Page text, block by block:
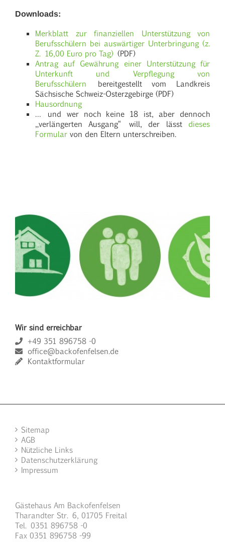
Downloads:
Merkblatt zur finanziellen Unterstützung von
Berufsschülern bei auswärtiger Unterbringung (z.
Z. 16,00 Euro pro Tag) (PDF)
Antrag auf Gewährung einer Unterstützung für
Unterkunft und Verpflegung von
Berufsschülern bereitgestellt vom Landkreis
Sächsische Schweiz-Osterzgebirge (PDF)
Hausordnung
… und wer noch keine 18 ist, aber dennoch
„verlängerten Ausgang“ will, der lässt dieses
Formular von den Eltern unterschreiben.
Wir sind erreichbar
+49 351 896758 -0
office@backofenfelsen.de
Kontaktformular
Sitemap
AGB
Nützliche Links
Datenschutzerklärung
Impressum
Gästehaus Am Backofenfelsen
Tharandter Str. 6, 01705 Freital
Tel. 0351 896758 -0
Fax 0351 896758 -99